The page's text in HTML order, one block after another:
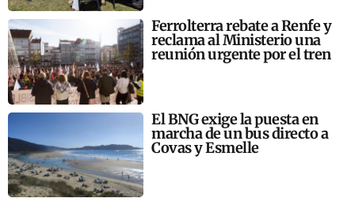
Ferrolterra rebate a Renfe y
reclama al Ministerio una
reunión urgente por el tren
El BNG exige la puesta en
marcha de un bus directo a
Covas y Esmelle